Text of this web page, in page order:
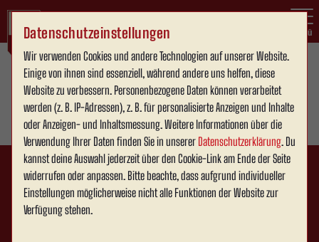
Datenschutzeinstellungen
Wir verwenden Cookies und andere Technologien auf unserer Website.
Einige von ihnen sind essenziell, während andere uns helfen, diese
Website zu verbessern. Personenbezogene Daten können verarbeitet
werden (z. B. IP-Adressen), z. B. für personalisierte Anzeigen und Inhalte
oder Anzeigen- und Inhaltsmessung. Weitere Informationen über die
Verwendung Ihrer Daten finden Sie in unserer Datenschutzerklärung. Du
kannst deine Auswahl jederzeit über den Cookie-Link am Ende der Seite
widerrufen oder anpassen. Bitte beachte, dass aufgrund individueller
Einstellungen möglicherweise nicht alle Funktionen der Website zur
Verfügung stehen.
Menü